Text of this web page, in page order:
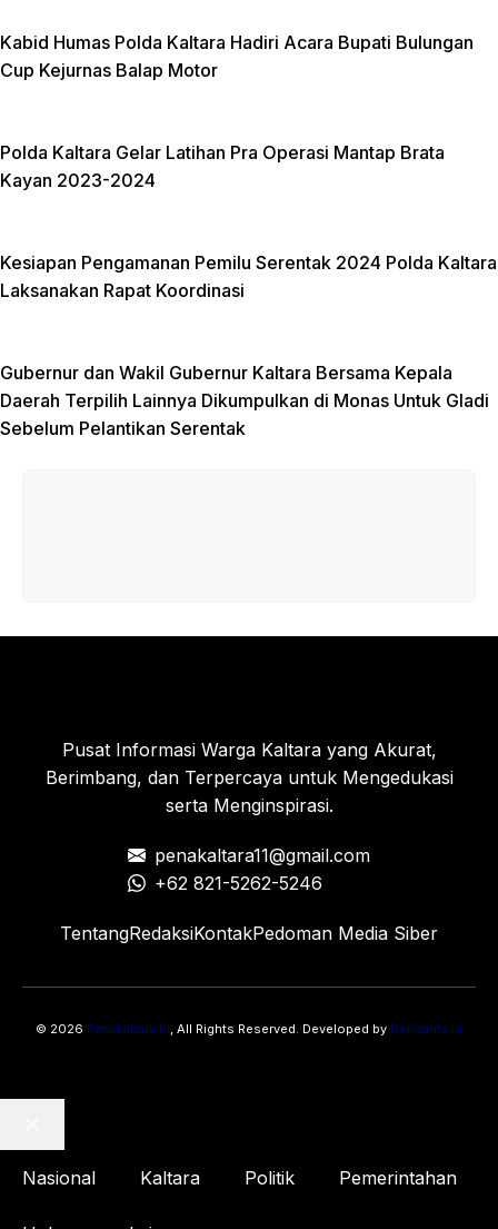
Kabid Humas Polda Kaltara Hadiri Acara Bupati Bulungan
Cup Kejurnas Balap Motor
Polda Kaltara Gelar Latihan Pra Operasi Mantap Brata
Kayan 2023-2024
Kesiapan Pengamanan Pemilu Serentak 2024 Polda Kaltara
Laksanakan Rapat Koordinasi
Gubernur dan Wakil Gubernur Kaltara Bersama Kepala
Daerah Terpilih Lainnya Dikumpulkan di Monas Untuk Gladi
Sebelum Pelantikan Serentak
Pusat Informasi Warga Kaltara yang Akurat,
Berimbang, dan Terpercaya untuk Mengedukasi
serta Menginspirasi.
penakaltara11@gmail.com
+62 821-5262-5246
TentangRedaksiKontakPedoman Media Siber
© 2026 Penakaltara.id, All Rights Reserved. Developed by Benuanta.id
Close
Nasional
Kaltara Politik Pemerintahan